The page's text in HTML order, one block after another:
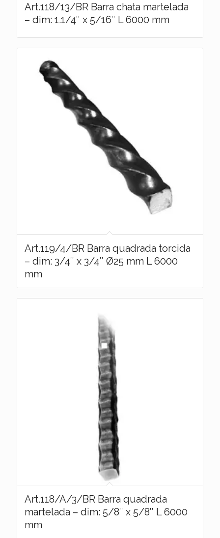
Art.118/13/BR Barra chata martelada
– dim: 1.1/4″ x 5/16″ L 6000 mm
Art.119/4/BR Barra quadrada torcida
– dim: 3/4″ x 3/4″ Ø25 mm L 6000
mm
Art.118/A/3/BR Barra quadrada
martelada – dim: 5/8″ x 5/8″ L 6000
mm